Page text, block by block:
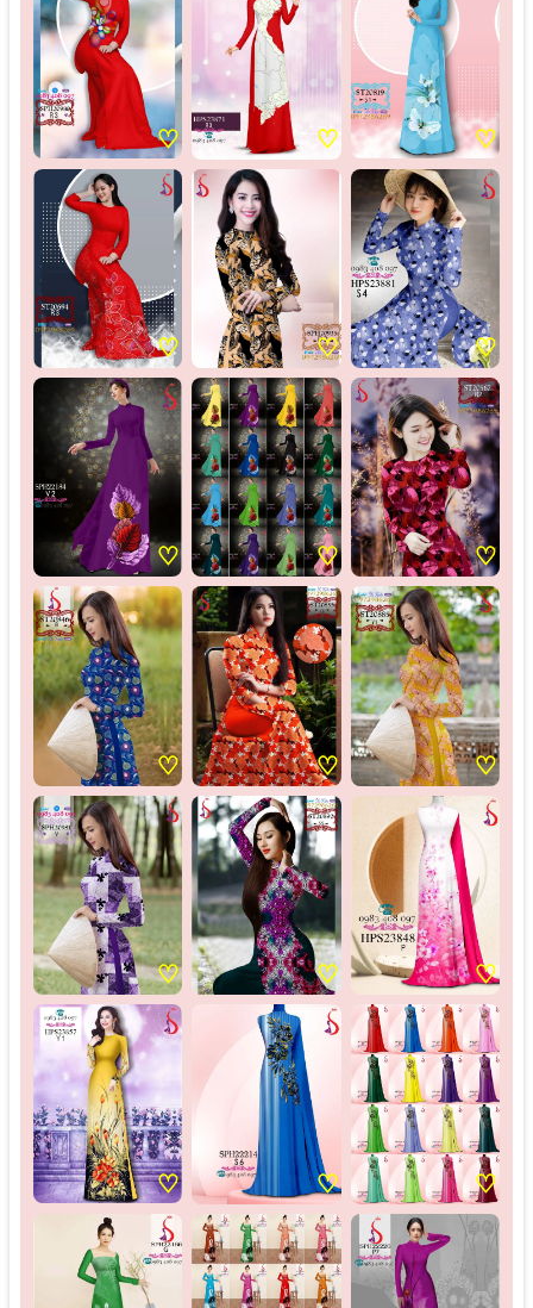
♡ ♡ ♡
♡ ♡ ♡
♡ ♡ ♡
♡ ♡ ♡
♡ ♡ ♡
♡ ♡ ♡